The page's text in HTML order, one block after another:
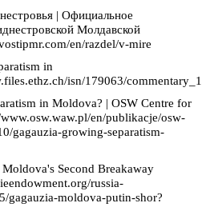
| Официальное
Молдавской
en/razdel/v-mire
in
isn/179063/
in Moldova? | OSW Centre for
en/publikacje/osw-
gagauzia-growing-separatism-
Second Breakaway
russia-
gagauzia-moldova-putin-shor?